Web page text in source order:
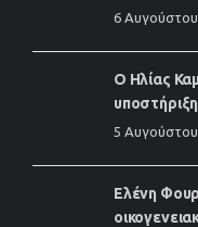
6
Ο Ηλίας
5
Ελένη